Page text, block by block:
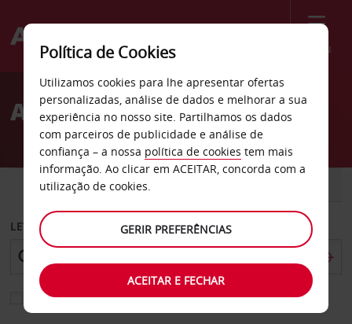
Menu
Welcome
AvisAluguer de carros Tozeur
CARRO
LEVANTAR EM
Escolher uma estação de devolução diferente
Política de Cookies
Utilizamos cookies para lhe apresentar ofertas
personalizadas, análise de dados e melhorar a sua
experiência no nosso site. Partilhamos os dados
com parceiros de publicidade e análise de
confiança – a nossa política de cookies tem mais
informação. Ao clicar em ACEITAR, concorda com a
utilização de cookies.
GERIR PREFERÊNCIAS
ACEITAR E FECHAR